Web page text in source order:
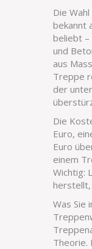
Die
bekannt
beliebt –
und
aus
Treppe
der
Die
Euro,
Euro
einem
Wichtig:
herstellt,
Was Sie
Theorie.